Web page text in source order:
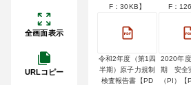
全画面表示
URLコピー
F：30KB】
F：
令和2年度（第1四
半期）原子力規制
検査報告書【PD
2020年
期 安全
（PI）